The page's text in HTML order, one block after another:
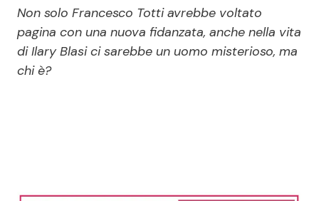
Soap Opera
ShowBiz
News Spettacolo
Non solo Francesco Totti avrebbe voltato
pagina con una nuova fidanzata, anche nella vita
di Ilary Blasi ci sarebbe un uomo misterioso, ma
chi è?